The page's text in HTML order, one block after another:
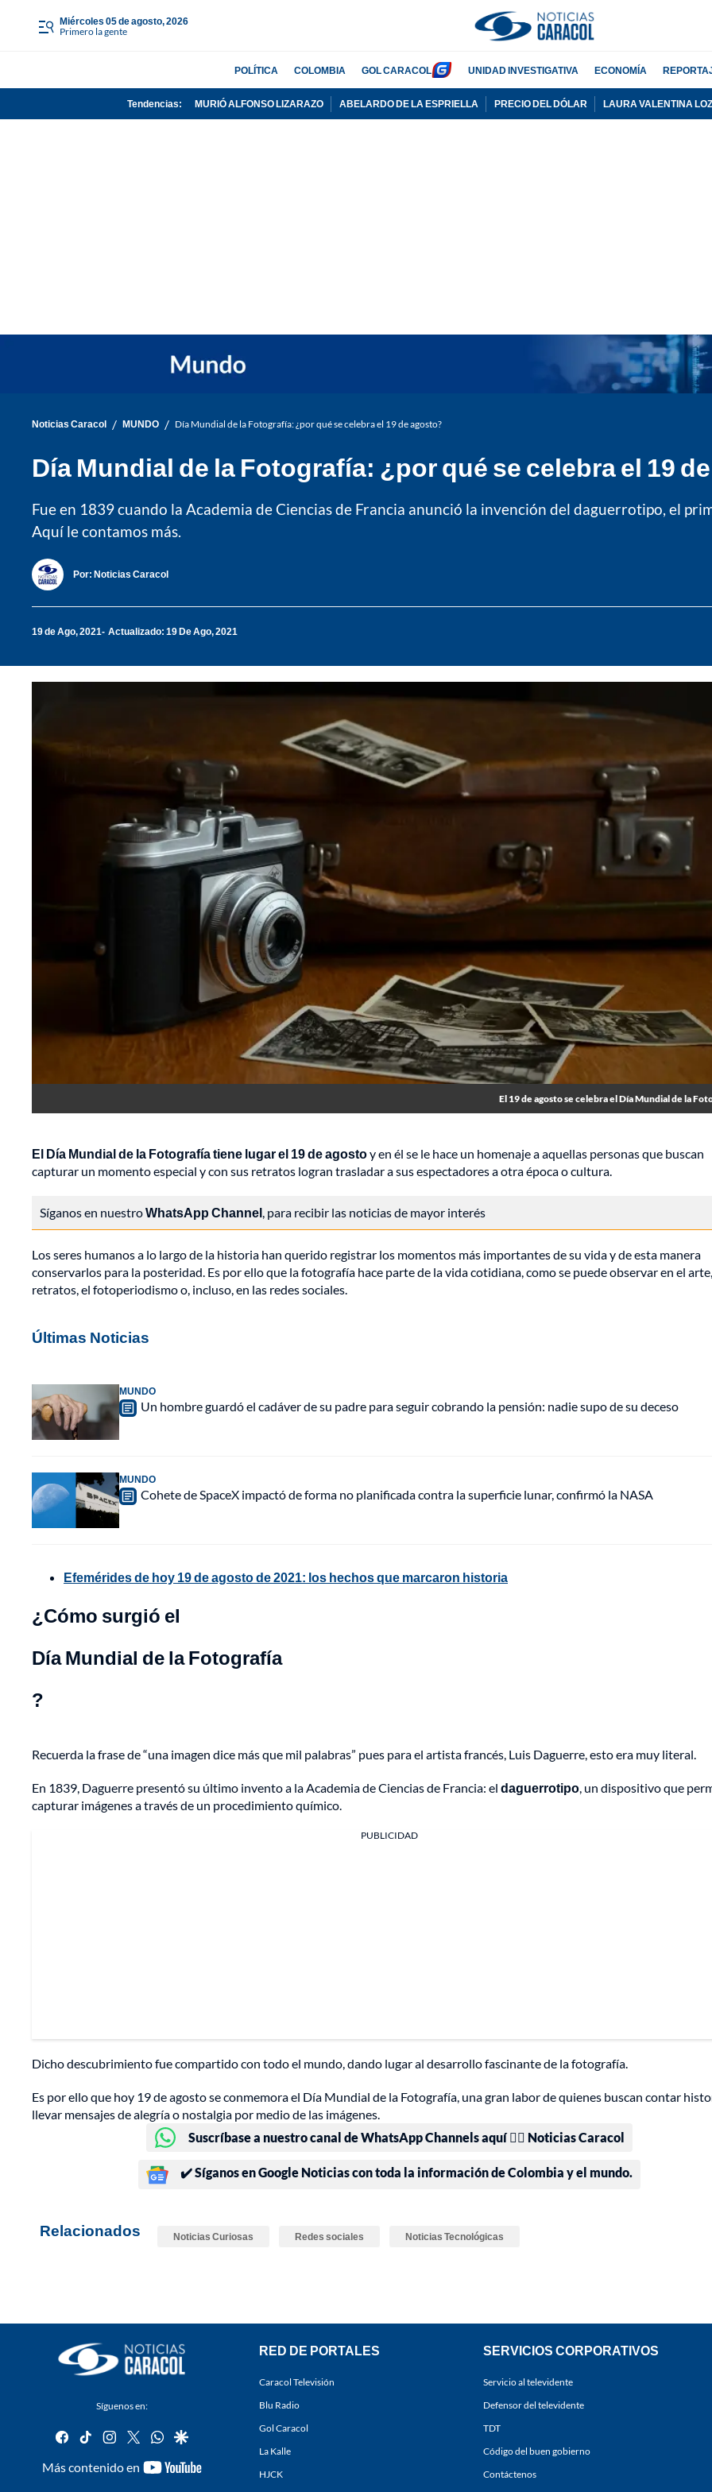
miércoles 05 de agosto, 2026
Primero la gente
POLÍTICA COLOMBIA GOL CARACOL UNIDAD INVESTIGATIVA ECONOMÍA
Tendencias: MURIÓ ALFONSO LIZARAZO ABELARDO DE LA ESPRIELLA PRECIO DEL DÓLAR LAURA VALENTINA
Noticias Caracol / MUNDO / Día Mundial de la Fotografía: ¿por qué se celebra el 19 de agosto?
Día Mundial de la Fotografía: ¿por qué se celebra el 19
Fue en 1839 cuando la Academia de Ciencias de Francia anunció la invención del daguerrotipo, el
Aquí le contamos más.
Por: Noticias Caracol
19 de Ago, 2021 Actualizado: 19 De Ago, 2021
El 19 de agosto se celebra el Día Mundial de la
El Día Mundial de la Fotografía tiene lugar el 19 de agostoy en él se le hace un homenaje a aquellas personas que buscan
capturar un momento especial y con sus retratos logran trasladar a sus espectadores a otra época o cultura.
Síganos en nuestroWhatsApp Channel, para recibir las noticias de mayor interés
Los seres humanos a lo largo de la historia han querido registrar los momentos más importantes de su vida y de esta manera
conservarlos para la posteridad. Es por ello que la fotografía hace parte de la vida cotidiana, como se puede observar en el
retratos, el fotoperiodismo o, incluso, en las redes sociales.
Últimas Noticias
MUNDO
Un hombre guardó el cadáver de su padre para seguir cobrando la pensión: nadie supo de su deceso
MUNDO
Cohete de SpaceX impactó de forma no planificada contra la superficie lunar, confirmó la NASA
Efemérides de hoy 19 de agosto de 2021: los hechos que marcaron historia
¿Cómo surgió el
Día Mundial de la Fotografía
?
Recuerda la frase de “una imagen dice más que mil palabras” pues para el artista francés, Luis Daguerre, esto era muy literal.
En 1839, Daguerre presentó su último invento a la Academia de Ciencias de Francia: el daguerrotipo, un dispositivo que
capturar imágenes a través de un procedimiento químico.
PUBLICIDAD
Dicho descubrimiento fue compartido con todo el mundo, dando lugar al desarrollo fascinante de la fotografía.
Es por ello que hoy 19 de agosto se conmemora el Día Mundial de la Fotografía, una gran labor de quienes buscan contar
llevar mensajes de alegría o nostalgia por medio de las imágenes.
Suscríbase a nuestro canal de WhatsApp Channels aquí 👉🏻 Noticias Caracol
✔️ Síganos en Google Noticias con toda la información de Colombia y el mundo.
Relacionados Noticias Curiosas Redes sociales Noticias Tecnológicas
Síguenos en:
facebook
tiktok instagram
twitterwhatsapp
google
Más contenido en
youtube-
RED DE PORTALES
Caracol Televisión
Blu Radio
Gol Caracol
La Kalle
HJCK
SERVICIOS CORPORATIVOS
Servicio al televidente
Defensor del televidente
TDT
Código del buen gobierno
Contáctenos